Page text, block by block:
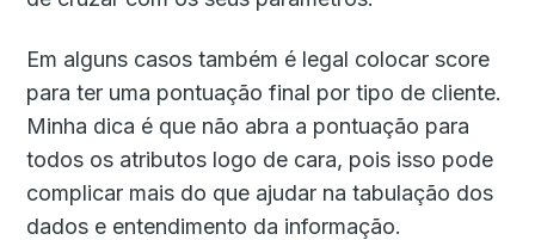
Em alguns casos também é legal colocar score
para ter uma pontuação final por tipo de cliente.
Minha dica é que não abra a pontuação para
todos os atributos logo de cara, pois isso pode
complicar mais do que ajudar na tabulação dos
dados e entendimento da informação.